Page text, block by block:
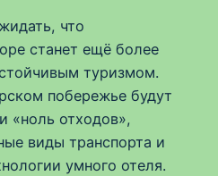
что
станет ещё более
туризмом.
побережье будут
«ноль отходов»,
виды транспорта и
умного отеля.